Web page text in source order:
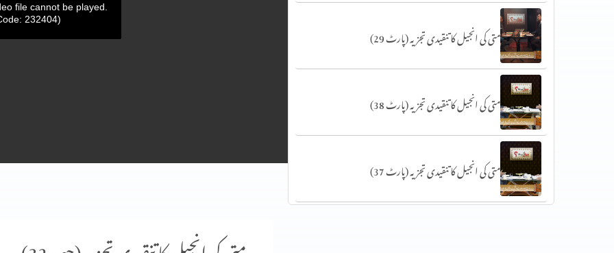
file cannot be played.
232404)
متی کی انجیل کا تنقیدی تجزیہ (پارٹ 29)
متی کی انجیل کا تنقیدی تجزیہ (پارٹ 38)
متی کی انجیل کا تنقیدی تجزیہ (پارٹ 37)